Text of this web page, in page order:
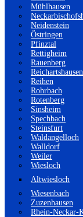
Mühlhausen
Neidenstein
Östringen
Pfinztal
Rettigheim
Rauenberg
Reichartshausen
Reihen
Rohrbach
Rotenberg
Sinsheim
Spechbach
Steinsfurt
Waldangelloch
Walldorf
Weiler
Wiesloch
Altwiesloch
Wiesenbach
Zuzenhausen
Rhein-Neckar-